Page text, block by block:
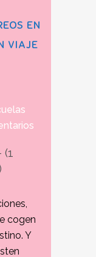
EN
VIAJE
cogen
Y